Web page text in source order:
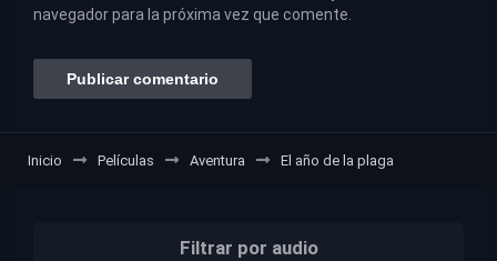
navegador para la próxima vez que comente.
Inicio Películas Aventura El año de la plaga
Filtrar por audio